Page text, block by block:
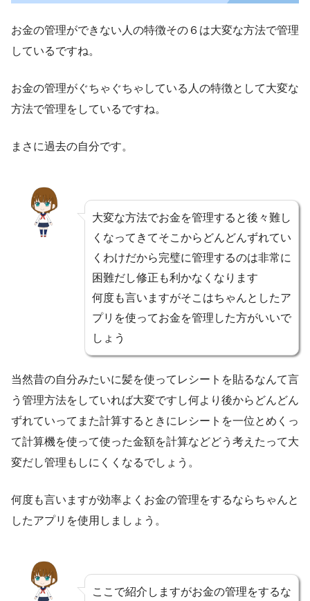
お金の管理ができない人の特徴その６は大変な方法で管理
しているですね。
お金の管理がぐちゃぐちゃしている人の特徴として大変な
方法で管理をしているですね。
まさに過去の自分です。
大変な方法でお金を管理すると後々難し
くなってきてそこからどんどんずれてい
くわけだから完璧に管理するのは非常に
困難だし修正も利かなくなります
何度も言いますがそこはちゃんとしたア
プリを使ってお金を管理した方がいいで
しょう
当然昔の自分みたいに髪を使ってレシートを貼るなんて言
う管理方法をしていれば大変ですし何より後からどんどん
ずれていってまた計算するときにレシートを一位とめくっ
て計算機を使って使った金額を計算などどう考えたって大
変だし管理もしにくくなるでしょう。
何度も言いますが効率よくお金の管理をするならちゃんと
したアプリを使用しましょう。
ここで紹介しますがお金の管理をするな